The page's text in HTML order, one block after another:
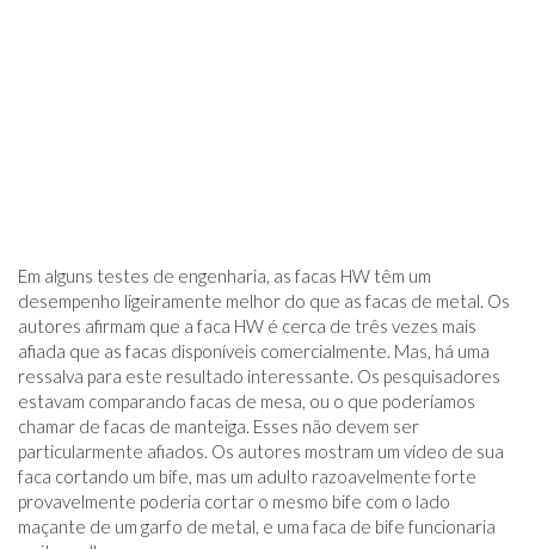
Em alguns testes de engenharia, as facas HW têm um
desempenho ligeiramente melhor do que as facas de metal. Os
autores afirmam que a faca HW é cerca de três vezes mais
afiada que as facas disponíveis comercialmente. Mas, há uma
ressalva para este resultado interessante. Os pesquisadores
estavam comparando facas de mesa, ou o que poderíamos
chamar de facas de manteiga. Esses não devem ser
particularmente afiados. Os autores mostram um vídeo de sua
faca cortando um bife, mas um adulto razoavelmente forte
provavelmente poderia cortar o mesmo bife com o lado
maçante de um garfo de metal, e uma faca de bife funcionaria